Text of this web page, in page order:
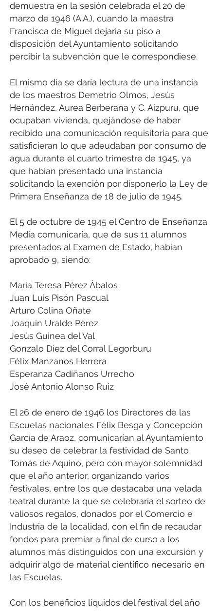
demuestra en la sesión celebrada el 20 de
marzo de 1946 (A.A.), cuando la maestra
Francisca de Miguel dejaría su piso a
disposición del Ayuntamiento solicitando
percibir la subvención que le correspondiese.
El mismo día se daría lectura de una instancia
de los maestros Demetrio Olmos, Jesús
Hernández, Aurea Berberana y C. Aizpuru, que
ocupaban vivienda, quejándose de haber
recibido una comunicación requisitoria para que
satisficieran lo que adeudaban por consumo de
agua durante el cuarto trimestre de 1945, ya
que habían presentado una instancia
solicitando la exención por disponerlo la Ley de
Primera Enseñanza de 18 de julio de 1945.
El 5 de octubre de 1945 el Centro de Enseñanza
Media comunicaría, que de sus 11 alumnos
presentados al Examen de Estado, habían
aprobado 9, siendo:
María Teresa Pérez Ábalos
Juan Luis Pisón Pascual
Arturo Colina Oñate
Joaquín Uralde Pérez
Jesús Guinea del Val
Gonzalo Díez del Corral Legorburu
Félix Manzanos Herrera
Esperanza Cadiñanos Urrecho
José Antonio Alonso Ruiz
El 26 de enero de 1946 los Directores de las
Escuelas nacionales Félix Besga y Concepción
García de Araoz, comunicarían al Ayuntamiento
su deseo de celebrar la festividad de Santo
Tomás de Aquino, pero con mayor solemnidad
que el año anterior, organizando varios
festivales, entre los que destacaba una velada
teatral durante la que se celebraría el sorteo de
valiosos regalos, donados por el Comercio e
Industria de la localidad, con el fin de recaudar
fondos para premiar a final de curso a los
alumnos más distinguidos con una excursión y
adquirir algo de material científico necesario en
las Escuelas.
Con los beneficios líquidos del festival del año